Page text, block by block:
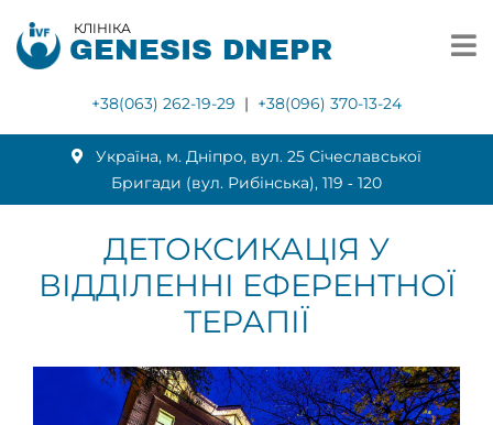
КЛІНІКА
GENESIS DNEPR
+38(063) 262-19-29 | +38(096) 370-13-24
Українa, м. Дніпро, вул. 25 Січеславської
Бригади (вул. Рибінська), 119 ‑ 120
ДЕТОКСИКАЦІЯ У
ВІДДІЛЕННІ ЕФЕРЕНТНОЇ
ТЕРАПІЇ